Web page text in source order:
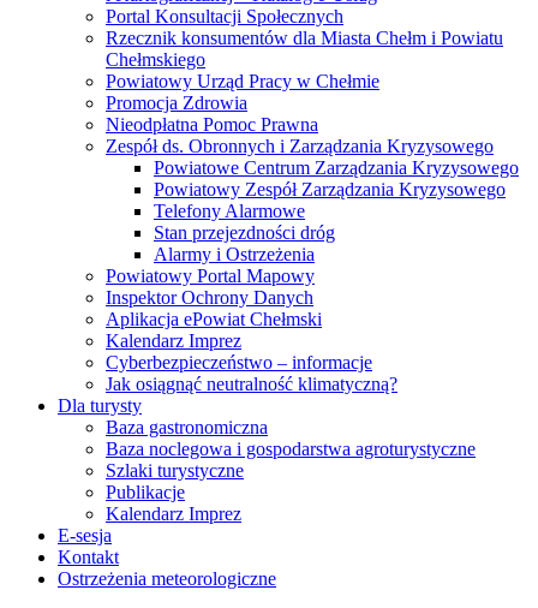
Portal Konsultacji Społecznych
Rzecznik konsumentów dla Miasta Chełm i Powiatu
Chełmskiego
Powiatowy Urząd Pracy w Chełmie
Promocja Zdrowia
Nieodpłatna Pomoc Prawna
Zespół ds. Obronnych i Zarządzania Kryzysowego
Powiatowe Centrum Zarządzania Kryzysowego
Powiatowy Zespół Zarządzania Kryzysowego
Telefony Alarmowe
Stan przejezdności dróg
Alarmy i Ostrzeżenia
Powiatowy Portal Mapowy
Inspektor Ochrony Danych
Aplikacja ePowiat Chełmski
Kalendarz Imprez
Cyberbezpieczeństwo – informacje
Jak osiągnąć neutralność klimatyczną?
Dla turysty
Baza gastronomiczna
Baza noclegowa i gospodarstwa agroturystyczne
Szlaki turystyczne
Publikacje
Kalendarz Imprez
E-sesja
Kontakt
Ostrzeżenia meteorologiczne